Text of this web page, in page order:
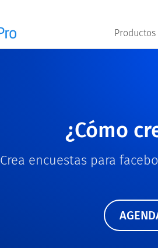
Productos
¿Cómo
Crea encuestas para